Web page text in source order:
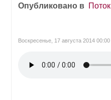
Опубликовано в Поток
Воскресенье, 17 августа 2014 00:00